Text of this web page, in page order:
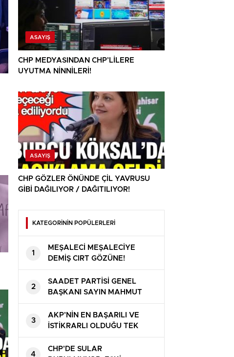
ASAYIŞ
CHP MEDYASINDAN CHP’LİLERE
UYUTMA NİNNİLERİ!
ASAYIŞ
CHP GÖZLER ÖNÜNDE ÇİL YAVRUSU
GİBİ DAĞILIYOR / DAĞITILIYOR!
KATEGORİNİN POPÜLERLERİ
1
MEŞALECİ MEŞALECİYE
DEMİŞ CIRT GÖZÜNE!
2
SAADET PARTİSİ GENEL
BAŞKANI SAYIN MAHMUT
ARIKAN ” BU ÜLKE SAHİPSİZ
DEĞİL ”
3
AKP’NİN EN BAŞARILI VE
İSTİKRARLI OLDUĞU TEK
ALAN! ZAM ZAM VE ZAM
HEM BENZİM VE HEM DE
4
CHP’DE SULAR